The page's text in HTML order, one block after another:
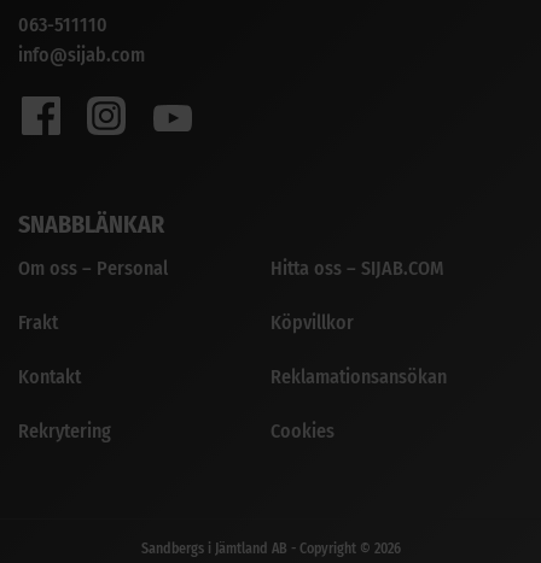
063-511110
info@sijab.com
SNABBLÄNKAR
Om oss – Personal
Frakt
Kontakt
Rekrytering
Hitta oss – SIJAB.COM
Köpvillkor
Reklamationsansökan
Cookies
Sandbergs i Jämtland AB - Copyright © 2026